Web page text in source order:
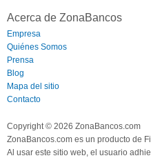
Acerca de ZonaBancos
Empresa
Quiénes Somos
Prensa
Blog
Mapa del sitio
Contacto
Copyright © 2026 ZonaBancos.com
ZonaBancos.com es un producto de
Al usar este sitio web, el usuario